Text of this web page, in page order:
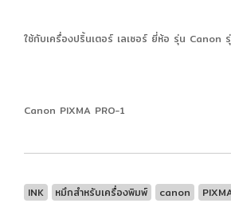
ใช้กับเครื่องปริ้นเตอร์ เลเซอร์ ยี่ห้อ รุ่น Canon
Canon PIXMA PRO-1
INK หมึกสำหรับเครื่องพิมพ์ canon